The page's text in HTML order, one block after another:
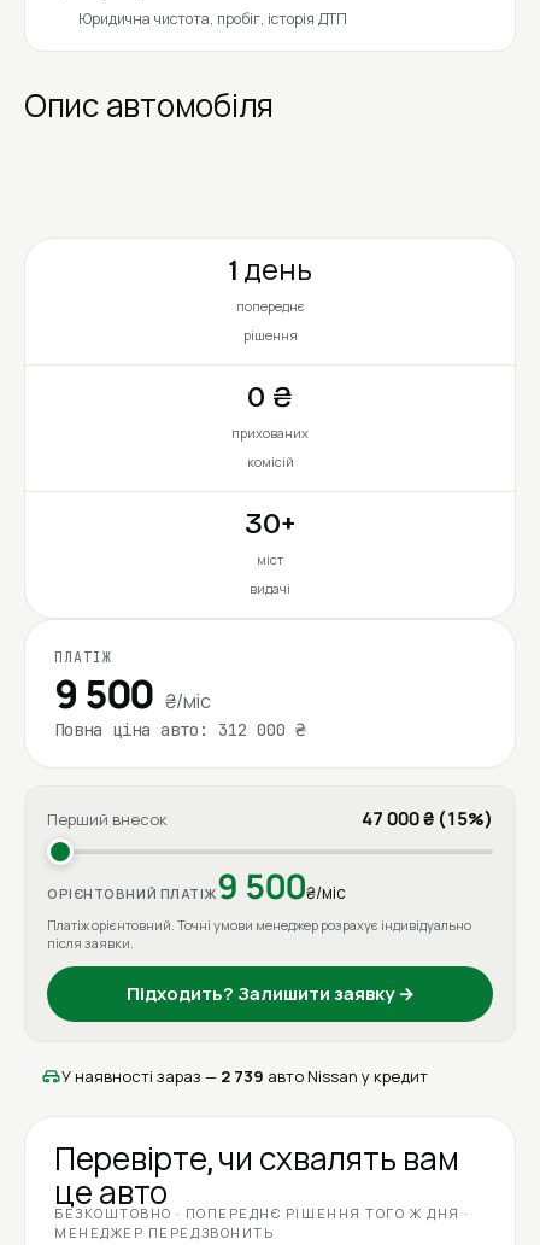
Юридична чистота, пробіг, історія ДТП
Опис автомобіля
1 день
попереднє
рішення
0 ₴
прихованих
комісій
30+
міст
видачі
ПЛАТІЖ
9 500 ₴/міс
Повна ціна авто: 312 000 ₴
Перший внесок 47 000 ₴ (15%)
ОРІЄНТОВНИЙ ПЛАТІЖ9 500₴/міс
Платіж орієнтовний. Точні умови менеджер розрахує індивідуально
після заявки.
Підходить? Залишити заявку →
У наявності зараз — 2 739 авто Nissan у кредит
Перевірте, чи схвалять вам
це авто
БЕЗКОШТОВНО · ПОПЕРЕДНЄ РІШЕННЯ ТОГО Ж ДНЯ ·
МЕНЕДЖЕР ПЕРЕДЗВОНИТЬ